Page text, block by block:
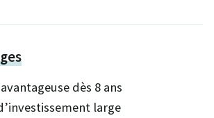
dès 8 ans
large